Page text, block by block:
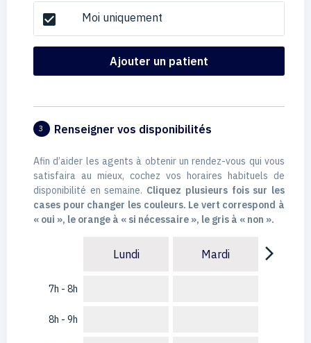
check_box Moi uniquement
Ajouter un patient
3 Renseigner vos disponibilités
Afin d’aider les agents à obtenir un rendez-vous qui vous
satisfaira au mieux, cochez vos horaires habituels de
disponibilité en semaine. Cliquez plusieurs fois sur les
cases pour changer les couleurs. Le vert correspond à
« oui », le orange à « si nécessaire », le gris à « non ».
7h - 8h
8h - 9h
Lundi Mardi arrow_forward_ios